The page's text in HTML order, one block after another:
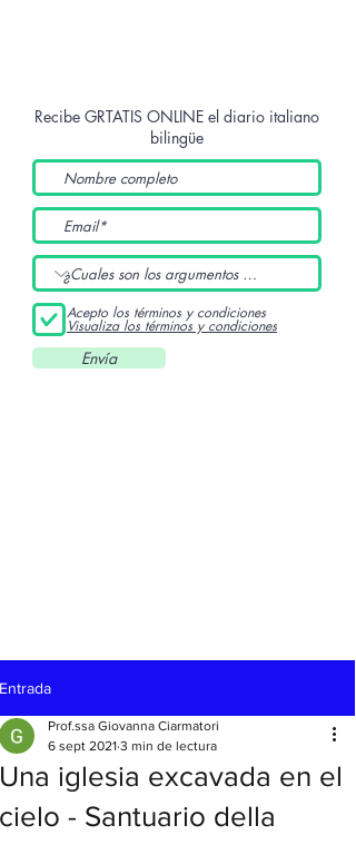
Recibe GRTATIS ONLINE el diario italiano
bilingüe
Acepto los términos y condiciones
Visualiza los términos y condiciones
Envía
Entrada
Una iglesia excavada en el
cielo - Santuario della
Prof.ssa Giovanna Ciarmatori
6 sept 2021 3 min de lectura